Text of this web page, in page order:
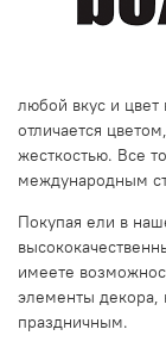
любой вкус и
отличается
жесткостью. Все
международным
Покупая ели в
имеете
элементы
праздничным.